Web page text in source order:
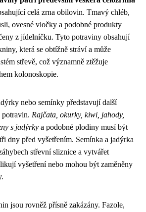
celá zrna obilovin. Tmavý chléb,
ovesné vločky a podobné produkty
z jídelníčku. Tyto potraviny obsahují
která se obtížně stráví a může
střevě, což významně ztěžuje
kolonoskopie.
nebo semínky představují další
potravin. Rajčata, okurky, kiwi, jahody,
s jadýrky a podobné plodiny musí být
dny před vyšetřením. Semínka a jadýrka
střevní sliznice a vytvářet
vyšetření nebo mohou být zaměněny
jsou rovněž přísně zakázány. Fazole,